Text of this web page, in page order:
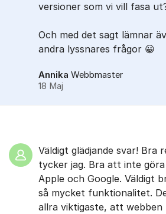
versioner som vi vill fasa
Och med det sagt lämnar
andra lyssnares frågor 😀
Annika Webbmaster
18 Maj
Väldigt glädjande svar! Bra
tycker jag. Bra att inte
Apple och Google. Väldigt
så mycket funktionalitet.
allra viktigaste, att webben